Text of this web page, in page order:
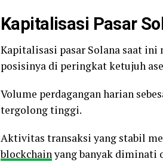
Kapitalisasi Pasar
Kapitalisasi pasar Solana saat ini
posisinya di peringkat ketujuh
Volume perdagangan harian
tergolong tinggi.
Aktivitas transaksi yang stabil
blockchainyang banyak diminati